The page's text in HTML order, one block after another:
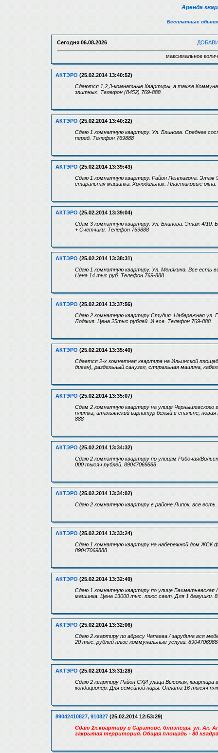
Аренда
Бесплатные
Сегодня 06.08.2026
максимальное
АКТЭРО (25.02.2014 13:40:52)
Сдаются 1,2,3-комнатные Квартиры, а также
элитных. Телефон (8452) 769-888
АКТЭРО (25.02.2014 13:40:22)
Сдаю 1 комнатную квартиру. Ул. Блинова. Среднее
перед. Телефон 769888
АКТЭРО (25.02.2014 13:39:43)
Сдаю 1 комнатную квартиру. Район Пентагона. Этаж
стиральная машинка. Холодильник. Пластиковые
АКТЭРО (25.02.2014 13:39:04)
Сдам 3 комнатную квартиру. Ул. Блинова. Этаж 4/
+ Счетчики. Телефон 769888
АКТЭРО (25.02.2014 13:38:31)
Сдаю 1 комнатную квартиру. Ул. Менякина. Все есть
Цена 14 тыс.руб. Телефон 769-888
АКТЭРО (25.02.2014 13:37:56)
Сдаю 2 комнатную квартиру Студия. Набережная ул.
Лоджия. Цена 25тыс.рублей. И все. Телефон 769-888
АКТЭРО (25.02.2014 13:35:40)
Сдается 2-х комнатная квартира на Ильинской
диван), раздельный санузел, стиральная машина,
АКТЭРО (25.02.2014 13:35:07)
Сдам 2 комнатную квартиру на улице
плитка, итальянский гарнитур белый в спальне,
888
АКТЭРО (25.02.2014 13:34:32)
Сдаю 2 комнатную квартиру по улицам Рабочая/
000 тысяч рублей. 89047069888
АКТЭРО (25.02.2014 13:34:02)
Сдаю 2 комнатную квартиру в районе Липок, все
АКТЭРО (25.02.2014 13:33:24)
Сдаю 1 комнатную квартиру на набережной дом ЖСК
89047069888
АКТЭРО (25.02.2014 13:32:49)
Сдаю 1 комнатную квартиру по улице Бахметьевская
машинка. Цена 13000 тыс. плюс свет. Для 1 девушки.
АКТЭРО (25.02.2014 13:32:06)
Сдаю 2 квартиру по адресу Чапаева / зарубина вся
20 тыс. рублей плюс коммунальные услуги.
АКТЭРО (25.02.2014 13:31:28)
Сдаю 2 квартиру Район СХИ улица Высокая,
кондиционер. Для семейной пары. Оплата 16 тысяч
89042410827, 910827 (25.02.2014 12:53:29)
Сдаю 2к.квартиру в Саратове. близнецы. ул. Ак.
закрытая территория. Общая площадь - 80